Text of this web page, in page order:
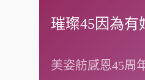
璀璨45因為有
美姿舫感恩45周